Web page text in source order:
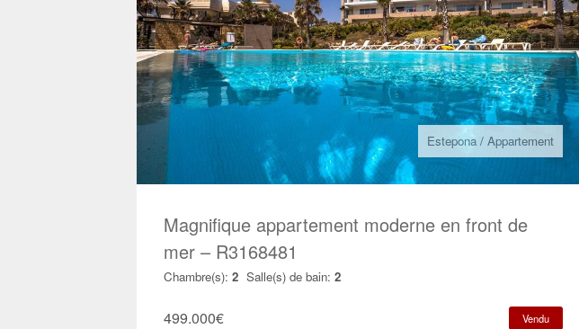
Estepona / Appartement
Magnifique appartement moderne en front de
mer – R3168481
Chambre(s): 2 Salle(s) de bain: 2
499.000€ Vendu